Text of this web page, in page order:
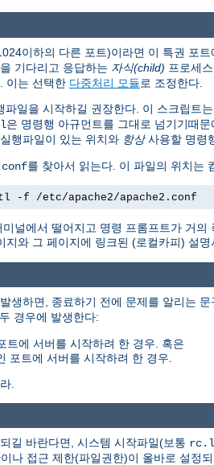
이하의 다른 포트)이라면 이 특권 포
기다리고 응답하는 자식(child) 프로세
이는 선택한 다중처리 모듈로 조정한다.
파일을 시작하길 권장한다. 이 스크립트는
은 명령행 아규먼트를 그대로 넘기기때문
실행파일이 있는 위치와 항상사용할 명령
를 찾아서 읽는다. 이 파일의 위치는
-f /etc/apache2/apache2.conf
널에서 떨어지고 명령 프롬프트가 거
지와 그 페이지에 링크된 (로컬카피) 설명
생하면, 종료하기 전에 문제를 알리는
경우에 발생한다:
트에 서버를 시작하려 한 경우. 혹은
포트에 서버를 시작하려 한 경우.
.
길 바란다면, 시스템 시작파일(보통
나 접근 제한(파일권한)이 올바로 설정